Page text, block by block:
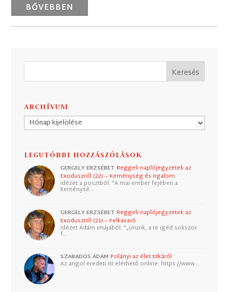
BŐVEBBEN
ARCHÍVUM
Archívum
LEGUTÓBBI HOZZÁSZÓLÁSOK
GERGELY ERZSÉBET Reggeli naplójegyzetek az
Exoduszról (22) – Keménység és irgalom
Idézet a posztból: "A mai ember fejében a
keménysé…
GERGELY ERZSÉBET Reggeli naplójegyzetek az
Exoduszról (21) – Felkavaró
Idézet Ádám imájából: "„Urunk, a te igéd sokszor
f…
SZABADOS ÁDÁM Polányi az élet titkáról
Az angol eredeti itt elérhető online: https://www.…